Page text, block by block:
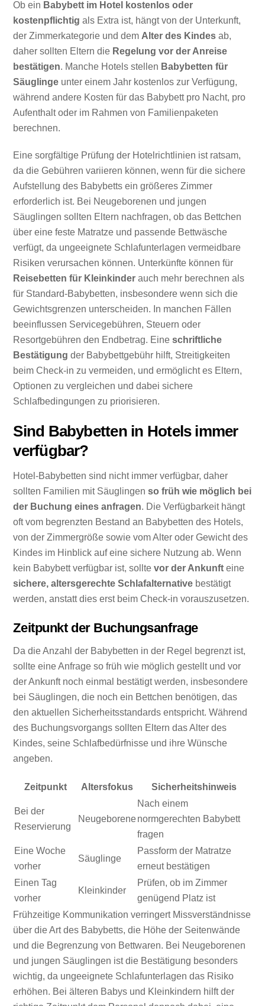
Ob ein Babybett im Hotel
kostenlos oder
kostenpflichtig als Extra ist, hängt von der Unterkunft,
der Zimmerkategorie und dem Alter des Kindes ab,
daher sollten Eltern die Regelung vor der Anreise
bestätigen. Manche Hotels stellen Babybetten für
Säuglinge unter einem Jahr kostenlos zur Verfügung,
während andere Kosten für das Babybett pro Nacht, pro
Aufenthalt oder im Rahmen von Familienpaketen
berechnen.
Eine sorgfältige Prüfung der Hotelrichtlinien ist ratsam,
da die Gebühren variieren können, wenn für die sichere
Aufstellung des Babybetts ein größeres Zimmer
erforderlich ist. Bei Neugeborenen und jungen
Säuglingen sollten Eltern nachfragen, ob das Bettchen
über eine feste Matratze und passende Bettwäsche
verfügt, da ungeeignete Schlafunterlagen vermeidbare
Risiken verursachen können. Unterkünfte können für
Reisebetten für Kleinkinder auch mehr berechnen als
für Standard-Babybetten, insbesondere wenn sich die
Gewichtsgrenzen unterscheiden. In manchen Fällen
beeinflussen Servicegebühren, Steuern oder
Resortgebühren den Endbetrag. Eineschriftliche
Bestätigung der Babybettgebühr hilft, Streitigkeiten
beim Check-in zu vermeiden, und ermöglicht es Eltern,
Optionen zu vergleichen und dabei sichere
Schlafbedingungen zu priorisieren.
Sind Babybetten in Hotels immer
verfügbar?
Hotel-Babybetten sind nicht immer verfügbar, daher
sollten Familien mit Säuglingenso früh wie möglich bei
der Buchung eines anfragen. Die Verfügbarkeit hängt
oft vom begrenzten Bestand an Babybetten des Hotels,
von der Zimmergröße sowie vom Alter oder Gewicht des
Kindes im Hinblick auf eine sichere Nutzung ab. Wenn
kein Babybett verfügbar ist, solltevor der Ankunft eine
sichere, altersgerechte Schlafalternative bestätigt
werden, anstatt dies erst beim Check-in vorauszusetzen.
Zeitpunkt der Buchungsanfrage
Da die Anzahl der Babybetten in der Regel begrenzt ist,
sollte eine Anfrage so früh wie möglich gestellt und vor
der Ankunft noch einmal bestätigt werden, insbesondere
bei Säuglingen, die noch ein Bettchen benötigen, das
den aktuellen Sicherheitsstandards entspricht. Während
des Buchungsvorgangs sollten Eltern das Alter des
Kindes, seine Schlafbedürfnisse und ihre Wünsche
angeben.
Zeitpunkt Altersfokus Sicherheitshinweis
Bei der
Reservierung
Neugeborene
Nach einem
normgerechten Babybett
fragen
Eine Woche
vorher
Säuglinge
Passform der Matratze
erneut bestätigen
Einen Tag
vorher
Kleinkinder
Prüfen, ob im Zimmer
genügend Platz ist
Frühzeitige Kommunikation verringert Missverständnisse
über die Art des Babybetts, die Höhe der Seitenwände
und die Begrenzung von Bettwaren. Bei Neugeborenen
und jungen Säuglingen ist die Bestätigung besonders
wichtig, da ungeeignete Schlafunterlagen das Risiko
erhöhen. Bei älteren Babys und Kleinkindern hilft der